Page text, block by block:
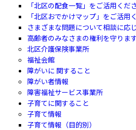
「北区の配食一覧」をご活用くだ
「北区おでかけマップ」をご活用
さまざまな問題について相談に応
高齢者のみなさまの権利を守りま
北区介護保険事業所
福祉会館
障がいに 関すること
障がい者情報
障害福祉サービス事業所
子育てに関すること
子育て情報
子育て情報（目的別）